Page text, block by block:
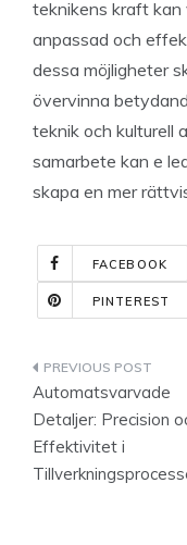
teknikens kraft kan
anpassad och
dessa möjligheter
övervinna
teknik och kulturell
samarbete kan e
skapa en mer
FACEBOOK
PINTEREST
Automatsvarvade
Detaljer: Precision
Effektivitet i